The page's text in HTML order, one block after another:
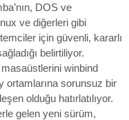
DOS ve
ve diğerleri gibi
için güvenli, kararlı
belirtiliyor.
masaüstlerini winbind
ortamlarına sorunsuz bir
olduğu hatırlatılıyor.
gelen yeni sürüm,